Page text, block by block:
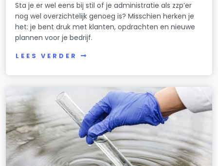
Sta je er wel eens bij stil of je administratie als zzp’er
nog wel overzichtelijk genoeg is? Misschien herken je
het: je bent druk met klanten, opdrachten en nieuwe
plannen voor je bedrijf.
LEES VERDER